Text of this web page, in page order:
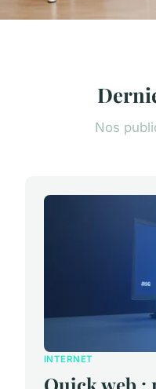
Nos
INTERNET
Quick web :